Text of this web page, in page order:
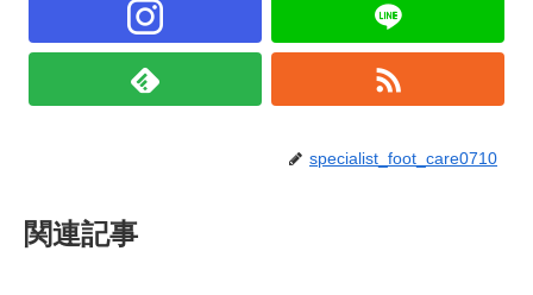
specialist_foot_care0710
関連記事